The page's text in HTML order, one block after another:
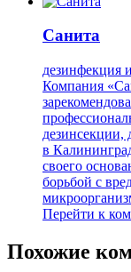
Санита
дезинфекция
Компания
дезинсекции,
в
своего
борьбой с
Перейти к
Похожие